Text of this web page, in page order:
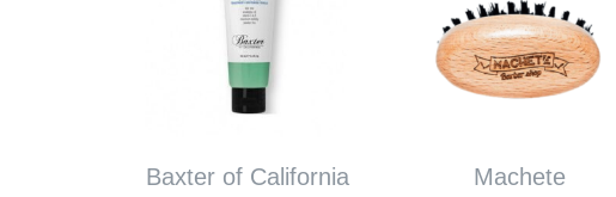
Baxter of California Machete